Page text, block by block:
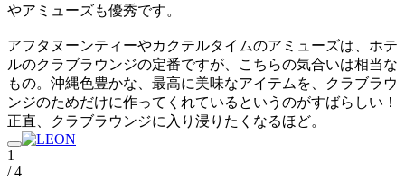
やアミューズも優秀です。
アフタヌーンティーやカクテルタイムのアミューズは、ホテ
ルのクラブラウンジの定番ですが、こちらの気合いは相当な
もの。沖縄色豊かな、最高に美味なアイテムを、クラブラウ
ンジのためだけに作ってくれているというのがすばらしい！
正直、クラブラウンジに入り浸りたくなるほど。
1
/ 4